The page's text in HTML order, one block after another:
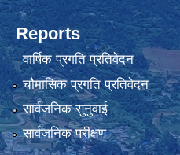
Reports
वार्षिक प्रगति प्रतिवेदन
चौमासिक प्रगति प्रतिवेदन
सार्वजनिक सुनुवाई
सार्वजनिक परीक्षण